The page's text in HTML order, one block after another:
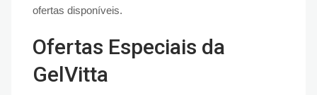
ofertas disponíveis.
Ofertas Especiais da
GelVitta